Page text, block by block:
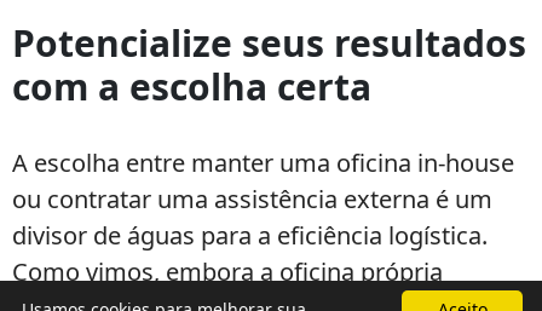
Potencialize seus resultados
com a escolha certa
A escolha entre manter uma oficina in-house
ou contratar uma assistência externa é um
divisor de águas para a eficiência logística.
Como vimos, embora a oficina própria